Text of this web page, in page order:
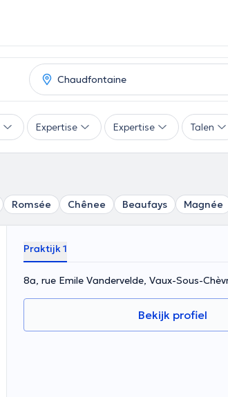
Expertise Expertise Talen
Romsée Chênee Beaufays Magnée
Praktijk 1
8a, rue Emile Vandervelde, Vaux-Sous-
Bekijk profiel